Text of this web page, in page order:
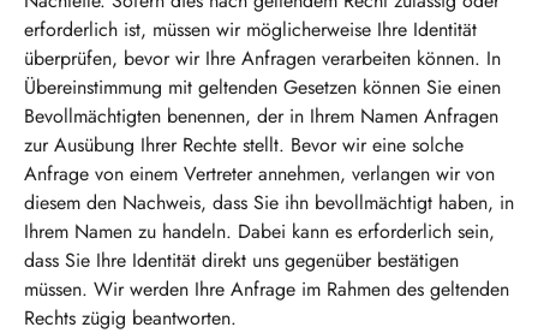
erforderlich ist, müssen wir möglicherweise Ihre Identität
überprüfen, bevor wir Ihre Anfragen verarbeiten können. In
Übereinstimmung mit geltenden Gesetzen können Sie einen
Bevollmächtigten benennen, der in Ihrem Namen Anfragen
zur Ausübung Ihrer Rechte stellt. Bevor wir eine solche
Anfrage von einem Vertreter annehmen, verlangen wir von
diesem den Nachweis, dass Sie ihn bevollmächtigt haben, in
Ihrem Namen zu handeln. Dabei kann es erforderlich sein,
dass Sie Ihre Identität direkt uns gegenüber bestätigen
müssen. Wir werden Ihre Anfrage im Rahmen des geltenden
Rechts zügig beantworten.